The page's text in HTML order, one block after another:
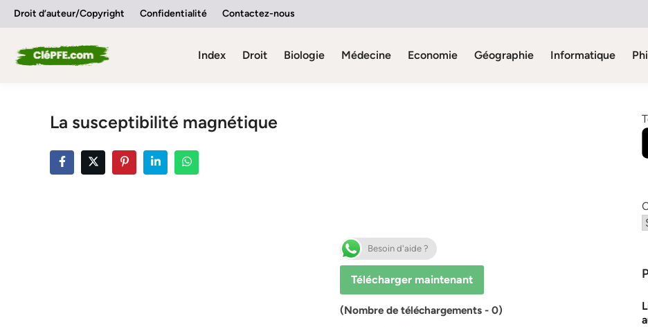
SkipDroit d’auteur/Copyright Confidentialité Contactez-nous
Index Droit Biologie Médecine Economie Géographie Informatique
La susceptibilité magnétique
Besoin d'aide ?
Télécharger maintenant
(Nombre de téléchargements - 0)